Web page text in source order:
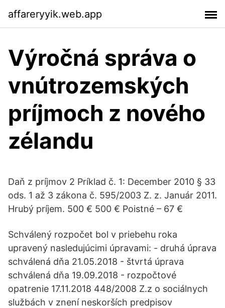
affareryyik.web.app
Výročná správa o
vnútrozemských
príjmoch z nového
zélandu
Daň z príjmov 2 Príklad č. 1: December 2010 § 33
ods. 1 až 3 zákona č. 595/2003 Z. z. Január 2011.
Hrubý príjem. 500 € 500 € Poistné – 67 €
Schválený rozpočet bol v priebehu roka
upravený nasledujúcimi úpravami: - druhá úprava
schválená dňa 21.05.2018 - štvrtá úprava
schválená dňa 19.09.2018 - rozpočtové
opatrenie 17.11.2018 448/2008 Z.z o sociálnych
službách v znení neskorších predpisov